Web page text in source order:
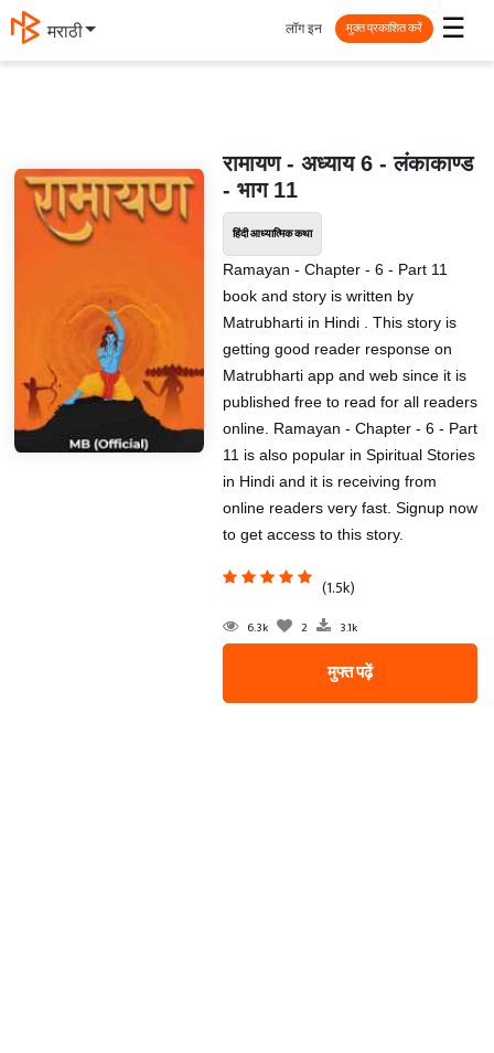
मराठी ☰
लॉग इन मुक्त प्रकाशित करें
रामायण - अध्याय 6 - लंकाकाण्ड
- भाग 11
हिंदी आध्यात्मिक कथा
Ramayan - Chapter - 6 - Part 11
book and story is written by
Matrubharti in Hindi . This story is
getting good reader response on
Matrubharti app and web since it is
published free to read for all readers
online. Ramayan - Chapter - 6 - Part
11 is also popular in Spiritual Stories
in Hindi and it is receiving from
online readers very fast. Signup now
to get access to this story.
(1.5k)
6.3k 2 3.1k
मुफ्त पढ़ें